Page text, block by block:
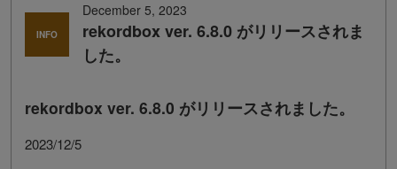
INFO
December 5, 2023
rekordbox ver. 6.8.0 がリリースされま
した。
rekordbox ver. 6.8.0 がリリースされました。
2023/12/5